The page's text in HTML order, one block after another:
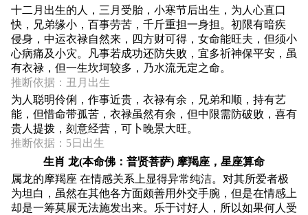
十二月出生的人，三月受胎，小寒节后出生，为人心直口
快，兄弟缘小，百事劳苦，千斤重担一身担。初限有暗疾
侵身，中运衣禄自然来，四方财可得，女命能旺夫，但须小
心病痛及小灾。凡事若成功还防失败，宜多祈神保平安，虽
有衣禄，但一生坎坷较多，乃水流无定之命。
推断依据：丑月出生
为人聪明伶俐，作事近贵，衣禄有余，兄弟和顺，持有艺
能，但惜命带孤苦，衣禄虽然有余，但中限需防破败，喜有
贵人提拨，刻意经营，可卜晚景大旺。
推断依据：5日出生
生肖 龙(本命佛：普贤菩萨) 摩羯座，星座算命
属龙的摩羯座 在情感关系上显得异常纯洁。对其所爱者极
为坦白，虽然在其他各方面颇善用外交手腕，但是在情感上
却是一筹莫展无法施发出来。乐于讨好人，所以如果何人受